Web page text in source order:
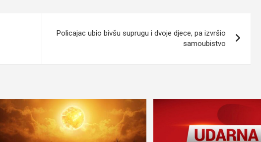
Policajac ubio bivšu suprugu i dvoje djece, pa izvršio
samoubistvo